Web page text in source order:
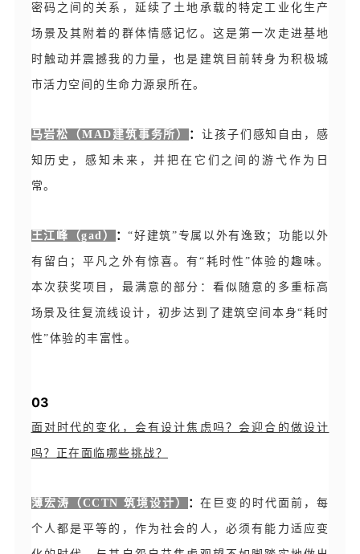
密码之间的关系，延续了土地承载的特定工业化生产
场景及其附着的群体情感记忆。这是第一次走进基地
时触动并震撼我的力量，也是建筑目前转身为积极城
市活力空间的生命力源泉所在。
马岩松（MAD建筑事务所） ：让孩子们感知自由，感
知历史，感知未来，并把在它们之间的游弋作为日
常。
王江峰（gad） ：“好建筑”专属以外有逸致；功能以外
有留白；平凡之外有惊喜。有“耗时性”体验的趣味。
本次获奖项目，最满意的部分：看似随意的多重标高
场景及往复流线设计，初步达到了建筑空间本身“耗时
性”体验的丰富性。
03
面对时代的变化，会有设计焦虑吗？会迎合的做设计
吗？正在面临哪些挑战？
薄宏涛（CCTN 筑境设计） ：在巨变的时代面前，每
个人都是平等的，作为社会的人，必须有能力适应变